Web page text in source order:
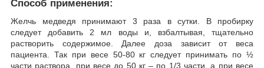
Способ применения:
Желчь медведя принимают 3 раза в сутки. В пробирку
следует добавить 2 мл воды и, взбалтывая, тщательно
растворить содержимое. Далее доза зависит от веса
пациента. Так при весе 50-80 кг следует принимать по ½
части раствора, при весе до 50 кг – по 1/3 части, а при весе